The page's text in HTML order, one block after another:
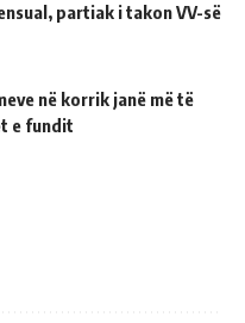
partiak i takon VV-së
në korrik janë më të
e fundit